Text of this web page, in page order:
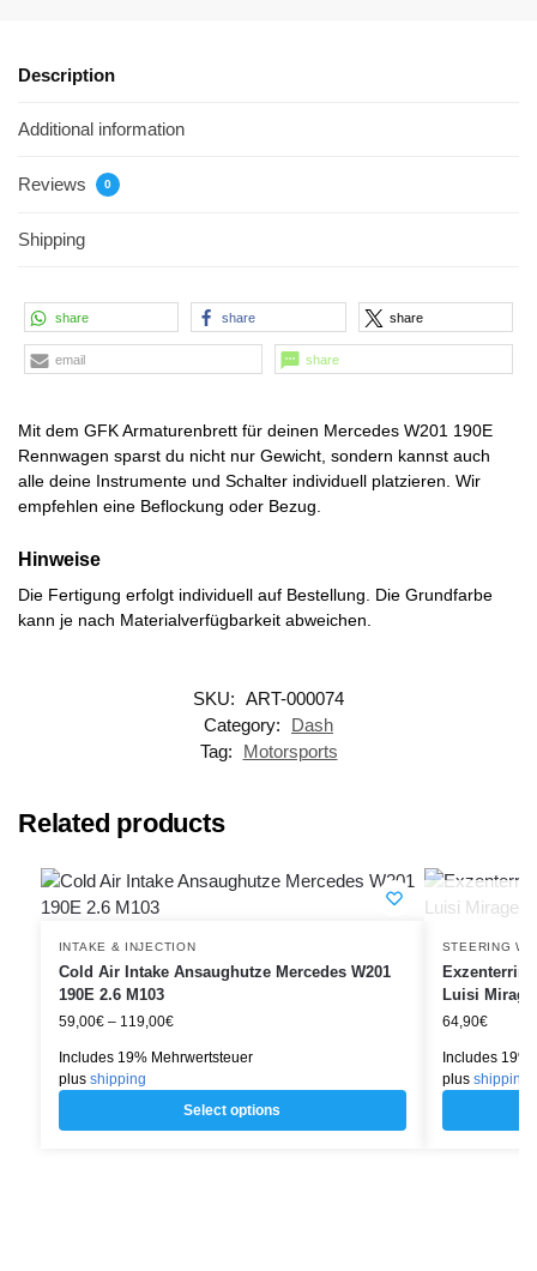
Description
Additional information
Reviews 0
Shipping
share share share
email share
Mit dem GFK Armaturenbrett für deinen Mercedes W201 190E
Rennwagen sparst du nicht nur Gewicht, sondern kannst auch
alle deine Instrumente und Schalter individuell platzieren. Wir
empfehlen eine Beflockung oder Bezug.
Hinweise
Die Fertigung erfolgt individuell auf Bestellung. Die Grundfarbe
kann je nach Materialverfügbarkeit abweichen.
SKU: ART-000074
Category:
Dash
Tag:
Motorsports
Related products
INTAKE & INJECTION
Cold Air Intake Ansaughutze Mercedes W201
190E 2.6 M103
59,00€ – 119,00€
Includes 19% Mehrwertsteuer
plus shipping
Select options
STEERING
Luisi
64,90€
Includes 19%
plus shipping